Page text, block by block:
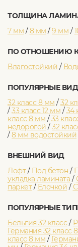
ТОЛЩИНА
7 мм /8 мм /9 мм /
ПО ОТНОШЕНИЮ К
Влагостойкий /
ПОПУЛЯРНЫЕ
32 класс 8 мм /32
/33 класс 12 мм /34
класс 8 мм /33
недорогой /32
/8 мм водостойкий
ВНЕШНИЙ ВИД
Лофт/ Под бетон /
укладка ламината /
паркет/ Елочкой /
ПОПУЛЯРНЫЕ
Бельгия 32 класс /
Германия 32 класс
класс 8 мм /